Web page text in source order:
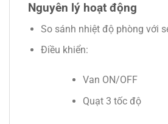
Nguyên lý hoạt động
So sánh nhiệt độ phòng với
Điều khiển:
Van ON/OFF
Quạt 3 tốc độ